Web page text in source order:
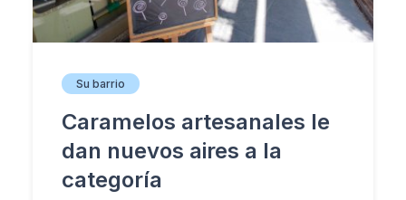
Su barrio
Caramelos artesanales le
dan nuevos aires a la
categoría